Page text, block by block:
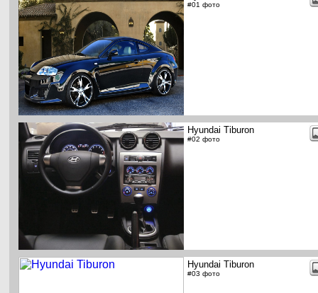
#01 фото
Hyundai Tiburon
#02 фото
Hyundai Tiburon
#03 фото